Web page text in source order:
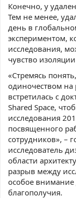
Конечно, у
Тем не менее,
день в
экспериментом,
исследования,
чувство
«Стремясь
одиночеством на
встретилась с
Shared Space,
исследования
посвященного
сотрудников», –
исследователь
области
разрыв между
особое внимание
благополучия.